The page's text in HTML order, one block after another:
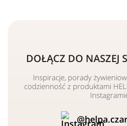
DOŁĄCZ DO NASZEJ
Inspiracje, porady
codzienność z produktami